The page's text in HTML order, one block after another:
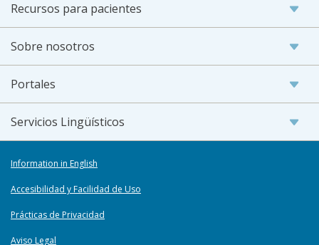
Recursos para pacientes
Sobre nosotros
Portales
Servicios Lingüísticos
Information in English
Accesibilidad y Facilidad de Uso
Prácticas de Privacidad
Aviso Legal